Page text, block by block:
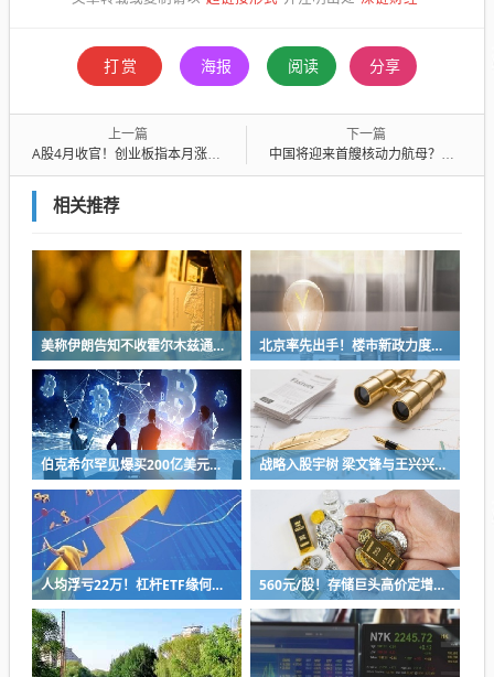
打赏 海报 阅读 分享
上一篇
A股4月收官！创业板指本月涨超15% 科创50指数大涨超25%
下一篇
中国将迎来首艘核动力航母？国防部回应
相关推荐
美称伊朗告知不收霍尔木兹通行费 提出通航关键条件 北京率先出手！楼市新政力度超预期 金九银十可期？
伯克希尔罕见爆买200亿美元股票 终结14季度净卖出 战略入股宇树 梁文锋与王兴兴“绑定”三年 谁更需要谁？
人均浮亏22万！杠杆ETF缘何突然走红 让韩国70万散户深陷泥潭？ 560元/股！存储巨头高价定增价“火了” 为何会大幅溢价？